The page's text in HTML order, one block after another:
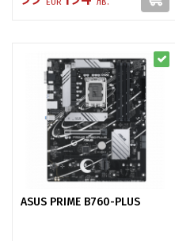
ASUS PRIME B760-PLUS